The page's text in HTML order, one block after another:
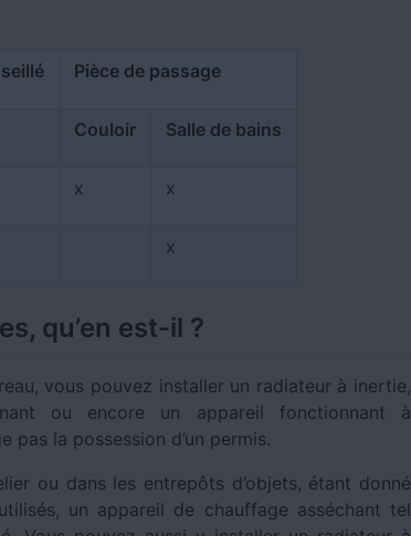
Pièce de passage
Couloir Salle de bains
x x
x
qu’en est-il ?
vous pouvez installer un radiateur à inertie,
ou encore un appareil fonctionnant à
pas la possession d’un permis.
ou dans les entrepôts d’objets, étant donné
un appareil de chauffage asséchant tel